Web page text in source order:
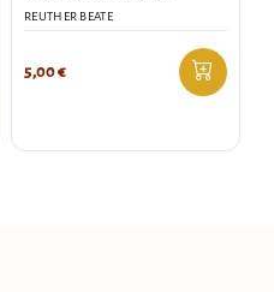
REUTHER BEATE
5,00€